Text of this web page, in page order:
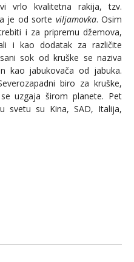
vrlo kvalitetna rakija, tzv.
je od sorte viljamovka. Osim
i za pripremu džemova,
i kao dodatak za različite
sok od kruške se naziva
kao jabukovača od jabuka.
biro za kruške,
uzgaja širom planete. Pet
svetu su Kina, SAD, Italija,